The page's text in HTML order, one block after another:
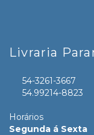
Livraria
54-3261-3667
54.99214-8823
Horários
Segunda á Sexta